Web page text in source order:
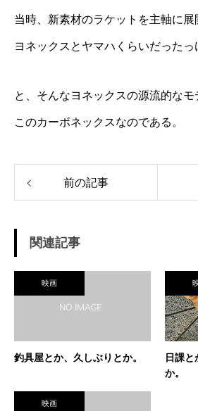
当時、新素材のラケットを主軸に展
ヨネックスとヤマハくらいだったっ
と、そんなヨネックスの源流的なモ
このカーボネックスなのである。
前の記事
関連記事
映画
釣具屋とか、久しぶりとか。
日課
か。
映画